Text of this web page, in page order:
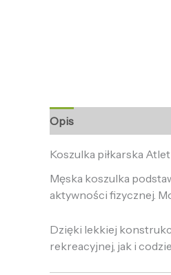
Opis
Koszulka piłkarska
Męska koszulka
aktywności fizycznej.
Dzięki lekkiej
rekreacyjnej, jak i